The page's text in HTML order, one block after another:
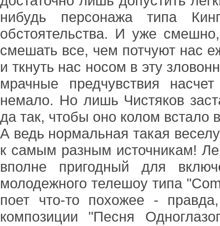
нибудь персонажа типа
обстоятельства. И уже
смешать все, чем потчуют нас
и ткнуть нас носом в эту
мрачные предчувствия
немало. Но лишь Чистяков
да так, чтобы оно колом встало
А ведь нормальная такая
к самым разным источникам!
вполне пригодный для
молодежного телешоу типа
поет что-то похожее -
композиции "Песня